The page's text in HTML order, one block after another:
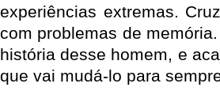
experiências extremas.
com problemas de
história desse homem, e
que vai mudá-lo para